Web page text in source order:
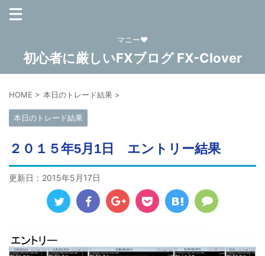
マニー❤
初心者に厳しいFXブログ FX-Clover
HOME > 本日のトレード結果 >
本日のトレード結果
２０１５年5月1日 エントリー結果
更新日： 2015年5月17日